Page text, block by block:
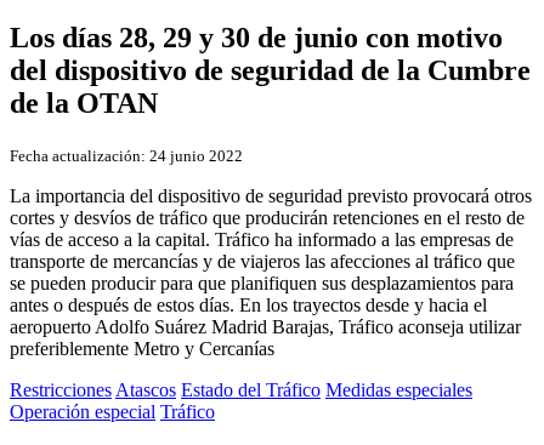
Los días 28, 29 y 30 de junio con motivo
del dispositivo de seguridad de la Cumbre
de la OTAN
Fecha actualización: 24 junio 2022
La importancia del dispositivo de seguridad previsto provocará otros
cortes y desvíos de tráfico que producirán retenciones en el resto de
vías de acceso a la capital. Tráfico ha informado a las empresas de
transporte de mercancías y de viajeros las afecciones al tráfico que
se pueden producir para que planifiquen sus desplazamientos para
antes o después de estos días. En los trayectos desde y hacia el
aeropuerto Adolfo Suárez Madrid Barajas, Tráfico aconseja utilizar
preferiblemente Metro y Cercanías
Restricciones Atascos Estado del Tráfico Medidas especiales
Operación especial Tráfico